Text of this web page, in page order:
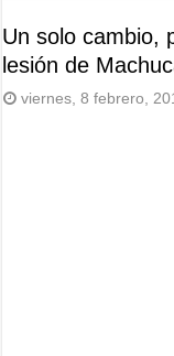
Un solo cambio,
lesión de
viernes, 8 febrero,